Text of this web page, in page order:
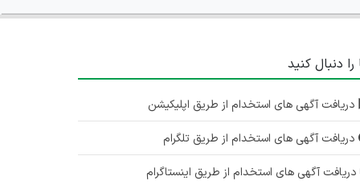
را دنبال کنید
دریافت آگهی های استخدام از طریق اپلیکیشن
دریافت آگهی های استخدام از طریق تلگرام
دریافت آگهی های استخدام از طریق اینستاگرام